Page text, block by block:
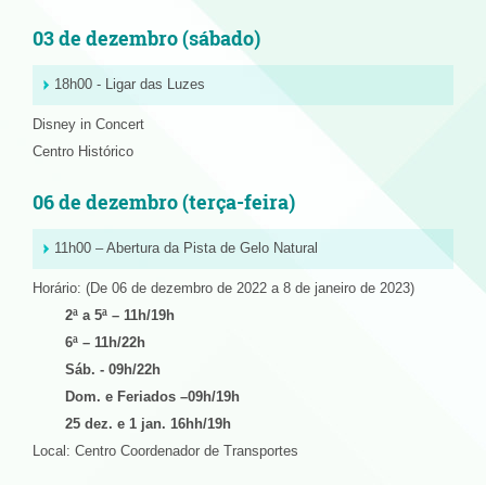
03 de dezembro (sábado)
18h00 - Ligar das Luzes
Disney in Concert
Centro Histórico
06 de dezembro (terça-feira)
11h00 – Abertura da Pista de Gelo Natural
Horário: (De 06 de dezembro de 2022 a 8 de janeiro de 2023)
2ª a 5ª – 11h/19h
6ª – 11h/22h
Sáb. - 09h/22h
Dom. e Feriados –09h/19h
25 dez. e 1 jan. 16hh/19h
Local: Centro Coordenador de Transportes